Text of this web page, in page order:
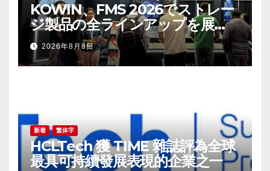
KOWIN、FMS 2026でストレー
ジ製品の全ラインアップを展
示：高性能ストレージ製品がAI分
野の革新を牽引
2026年8月8日
新着 繁体字
HCLTech 獲 TIME 雜誌評為全球
最具可持續發展表現的企業之一